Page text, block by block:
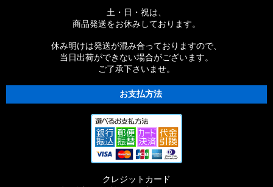
【シマノ】20ストラディックSW［STRADIC SW］対応 カスタ
【シマノ】18ストラディックSW［STRADIC SW］対応 カスタ
【シマノ】15-16ストラディック［STRADIC］対応 カスタムパ
【シマノ】17サステイン［SUSTAIN］対応 カスタムパーツ
【シマノ】11バイオマスター［BIOMASTER］対応 カスタムパ
土・日・祝は、
商品発送をお休みしております。
休み明けは発送が混み合っておりますので、
当日出荷ができない場合がございます。
ご了承下さいませ。
お支払方法
クレジットカード